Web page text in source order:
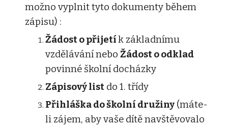
možno vyplnit tyto dokumenty během
zápisu) :
Žádost o přijetík základnímu
vzdělávání neboŽádost o odklad
povinné školní docházky
Zápisový list do 1. třídy
Přihláška do školní družiny (máte-
li zájem, aby vaše dítě navštěvovalo